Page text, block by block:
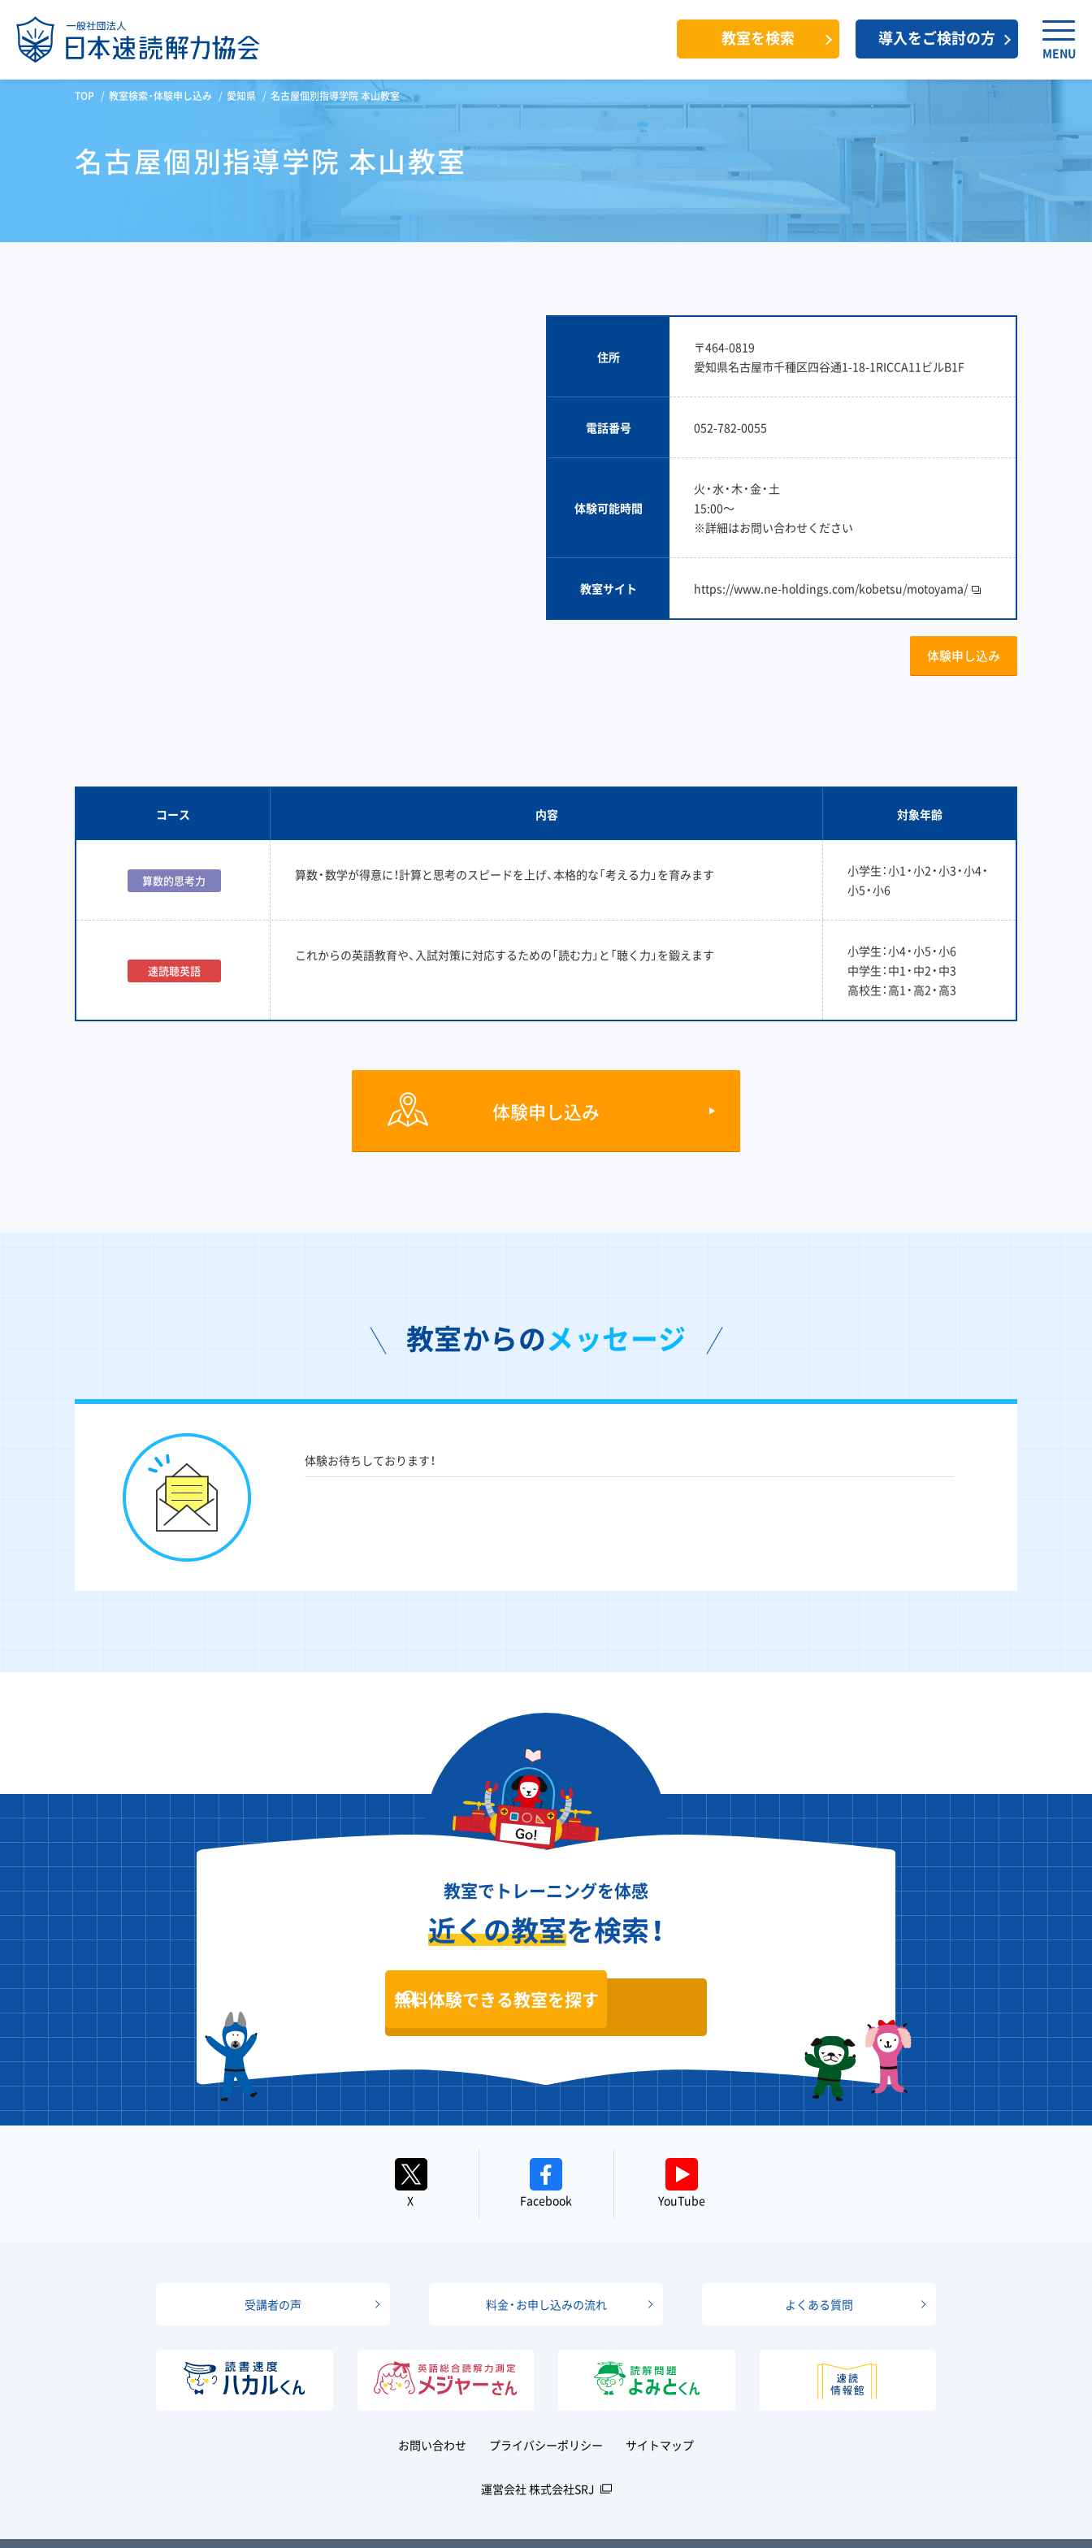
教室を検索 導入をご検討の方
MENU
TOP 教室検索・体験申し込み 愛知県 名古屋個別指導学院 本山教室
名古屋個別指導学院 本山教室
住所
〒464-0819
愛知県名古屋市千種区四谷通1-18-1RICCA11ビルB1F
電話番号 052-782-0055
体験可能時間
火・水・木・金・土
15:00〜
※詳細はお問い合わせください
教室サイト https://www.ne-holdings.com/kobetsu/motoyama/
体験申し込み
コース 内容 対象年齢
算数的思考力 算数・数学が得意に！計算と思考のスピードを上げ、本格的な「考える力」を育みます
小学生：小1・小2・小3・小4・
小5・小6
速読聴英語
これからの英語教育や、入試対策に対応するための「読む力」と「聴く力」を鍛えます
小学生：小4・小5・小6
中学生：中1・中2・中3
高校生：高1・高2・高3
体験申し込み
教室からのメッセージ
体験お待ちしております！
教室でトレーニングを体感
近くの教室を検索！
無料体験できる教室を探す
X Facebook YouTube
受講者の声 料金・お申し込みの流れ よくある質問
お問い合わせ プライバシーポリシー サイトマップ
運営会社 株式会社SRJ